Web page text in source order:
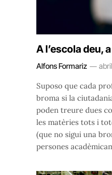
A l’escola deu,
Alfons Formariz
Suposo que cada
broma si la
poden treure dues
les matèries tots i
(que no sigui una
persones